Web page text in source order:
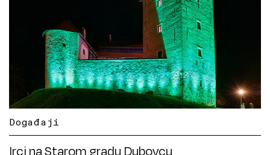
Događaji
Irci na Starom gradu Dubovcu